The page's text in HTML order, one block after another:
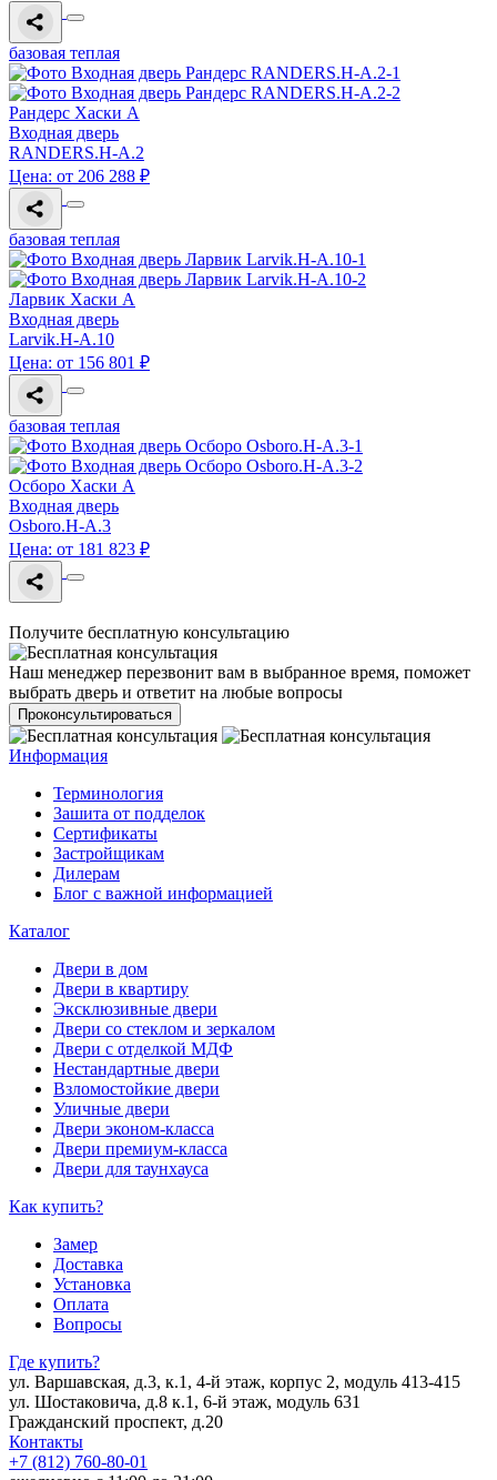
базовая теплая
Рандерс Хаски A
Входная дверь
RANDERS.H-A.2
Цена: от 206 288 ₽
базовая теплая
Ларвик Хаски A
Входная дверь
Larvik.H-A.10
Цена: от 156 801 ₽
базовая теплая
Осборо Хаски A
Входная дверь
Osboro.H-A.3
Цена: от 181 823 ₽
Получите бесплатную консультацию
Наш менеджер перезвонит вам в выбранное время, поможет
выбрать дверь и ответит на любые вопросы
Проконсультироваться
Информация
Терминология
Зашита от подделок
Сертификаты
Застройщикам
Дилерам
Блог с важной информацией
Каталог
Двери в дом
Двери в квартиру
Эксклюзивные двери
Двери со стеклом и зеркалом
Двери с отделкой МДФ
Нестандартные двери
Взломостойкие двери
Уличные двери
Двери эконом-класса
Двери премиум-класса
Двери для таунхауса
Как купить?
Замер
Доставка
Установка
Оплата
Вопросы
Где купить?
ул. Варшавская, д.3, к.1, 4-й этаж, корпус 2, модуль 413-415
ул. Шостаковича, д.8 к.1, 6-й этаж, модуль 631
Гражданский проспект, д.20
Контакты
+7 (812) 760-80-01